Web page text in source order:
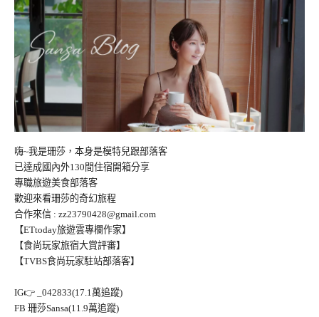
嗨~我是珊莎，本身是模特兒跟部落客
已達成國內外130間住宿開箱分享
專職旅遊美食部落客
歡迎來看珊莎的奇幻旅程
合作來信 : zz23790428@gmail.com
【ETtoday旅遊雲專欄作家】
【食尚玩家旅宿大賞評審】
【TVBS食尚玩家駐站部落客】
IG👉
_042833(17.1萬追蹤)
FB 珊莎Sansa(11.9萬追蹤)